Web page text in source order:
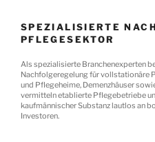
SPEZIALISIERTE
PFLEGESEKTOR
Als spezialisierte Branchenexperten
Nachfolgeregelung für vollstationäre
und Pflegeheime, Demenzhäuser
vermitteln etablierte Pflegebetriebe
kaufmännischer Substanz lautlos an
Investoren.